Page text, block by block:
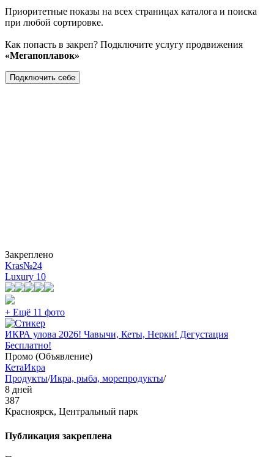
Приоритетные показы на всех страницах каталога и поиска
при любой сортировке.
Как попасть в закреп? Подключите услугу продвижения
«Мегапоплавок»
Подключить себе
Закреплено
Kras№24
Luxury 10
+ Ещё 11 фото
ИКРА улова 2026! Чавычи, Кеты, Нерки! Дегустация
Бесплатно!
Промо (Объявление)
КетаИкра
Продукты/Икра, рыба, морепродукты/
8 дней
387
Красноярск, Центральный парк
Публикация закреплена